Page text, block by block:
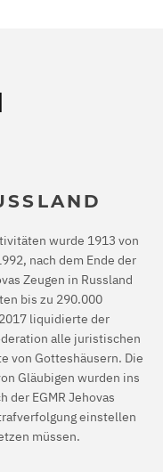
wurde 1913 von
nach dem Ende der
Zeugen in Russland
bis zu 290.000
liquidierte der
alle juristischen
von Gotteshäusern. Die
Gläubigen wurden ins
der EGMR Jehovas
einstellen
müssen.